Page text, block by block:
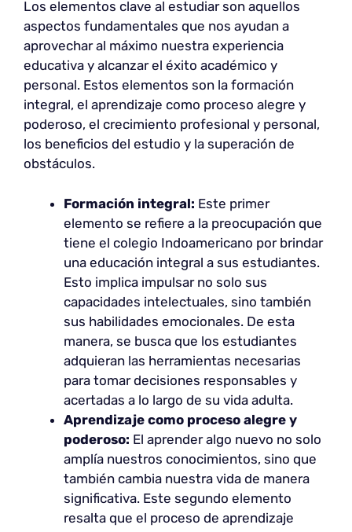
Los elementos clave al estudiar son aquellos
aspectos fundamentales que nos ayudan a
aprovechar al máximo nuestra experiencia
educativa y alcanzar el éxito académico y
personal. Estos elementos son la formación
integral, el aprendizaje como proceso alegre y
poderoso, el crecimiento profesional y personal,
los beneficios del estudio y la superación de
obstáculos.
Formación integral: Este primer
elemento se refiere a la preocupación que
tiene el colegio Indoamericano por brindar
una educación integral a sus estudiantes.
Esto implica impulsar no solo sus
capacidades intelectuales, sino también
sus habilidades emocionales. De esta
manera, se busca que los estudiantes
adquieran las herramientas necesarias
para tomar decisiones responsables y
acertadas a lo largo de su vida adulta.
Aprendizaje como proceso alegre y
poderoso: El aprender algo nuevo no solo
amplía nuestros conocimientos, sino que
también cambia nuestra vida de manera
significativa. Este segundo elemento
resalta que el proceso de aprendizaje